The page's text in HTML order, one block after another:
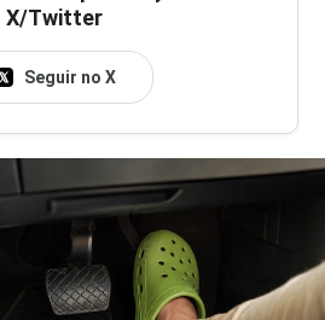
X/Twitter
Seguir no X